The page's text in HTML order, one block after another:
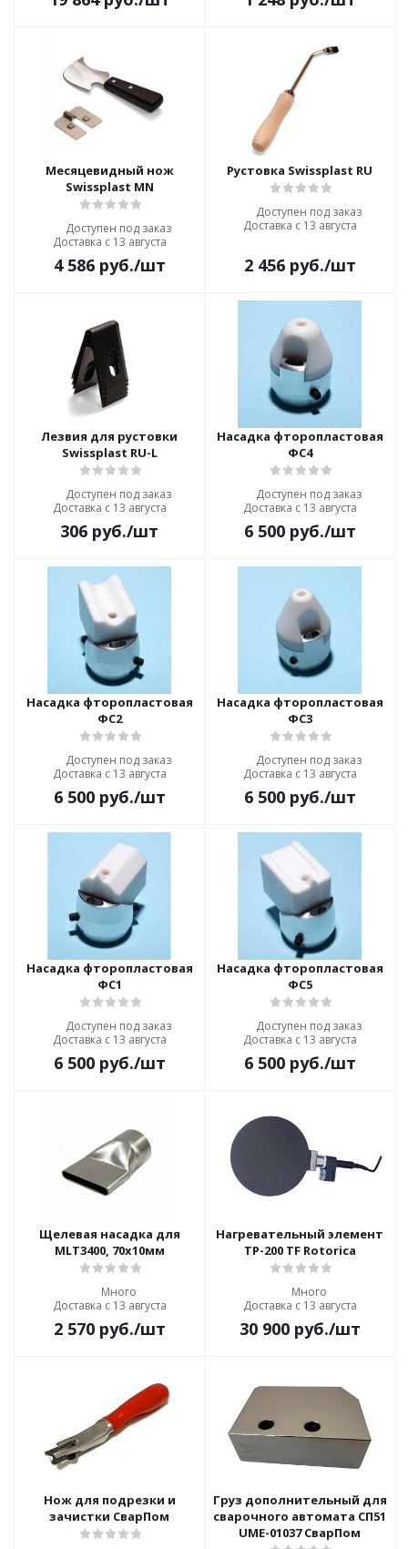
Месяцевидный нож
Swissplast MN
Доступен под заказ
Доставка с 13 августа
4 586руб./шт
Рустовка Swissplast RU
Доступен под заказ
Доставка с 13 августа
2 456руб./шт
Лезвия для рустовки
Swissplast RU-L
Доступен под заказ
Доставка с 13 августа
306 руб./шт
Насадка фторопластовая
ФС4
Доступен под заказ
Доставка с 13 августа
6 500руб./шт
Насадка фторопластовая
ФС2
Доступен под заказ
Доставка с 13 августа
6 500руб./шт
Насадка фторопластовая
ФС3
Доступен под заказ
Доставка с 13 августа
6 500руб./шт
Насадка фторопластовая
ФС1
Доступен под заказ
Доставка с 13 августа
6 500руб./шт
Насадка фторопластовая
ФС5
Доступен под заказ
Доставка с 13 августа
6 500руб./шт
Щелевая насадка для
MLT3400, 70х10мм
Много
Доставка с 13 августа
2 570руб./шт
Нагревательный элемент
TP-200 TF Rotorica
Много
Доставка с 13 августа
30 900руб./шт
Нож для подрезки и
зачистки СварПом
Груз дополнительный для
сварочного автомата СП51
UME-01037 СварПом